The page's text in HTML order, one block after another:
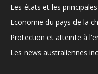
Les états et les
Economie du pays de la
Protection et atteinte à
Les news australiennes